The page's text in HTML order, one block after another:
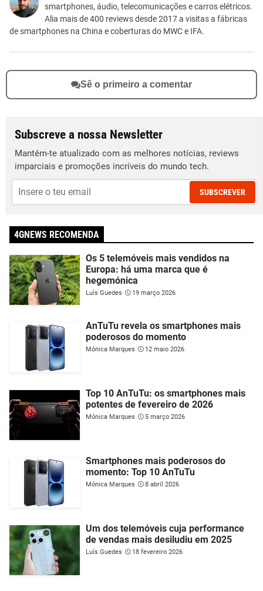
Outro
smartphones, áudio, telecomunicações e carros elétricos.
Alia mais de 400 reviews desde 2017 a visitas a fábricas
de smartphones na China e coberturas do MWC e IFA.
Sê o primeiro a comentar
Subscreve a nossa Newsletter
Mantém-te atualizado com as melhores notícias, reviews
imparciais e promoções incríveis do mundo tech.
SUBSCREVER
4GNEWS RECOMENDA
Os 5 telemóveis mais vendidos na
Europa: há uma marca que é
hegemónica
Luís Guedes 19 março 2026
AnTuTu revela os smartphones mais
poderosos do momento
Mónica Marques 12 maio 2026
Top 10 AnTuTu: os smartphones mais
potentes de fevereiro de 2026
Mónica Marques 5 março 2026
Smartphones mais poderosos do
momento: Top 10 AnTuTu
Mónica Marques 8 abril 2026
Um dos telemóveis cuja performance
de vendas mais desiludiu em 2025
Luís Guedes 18 fevereiro 2026